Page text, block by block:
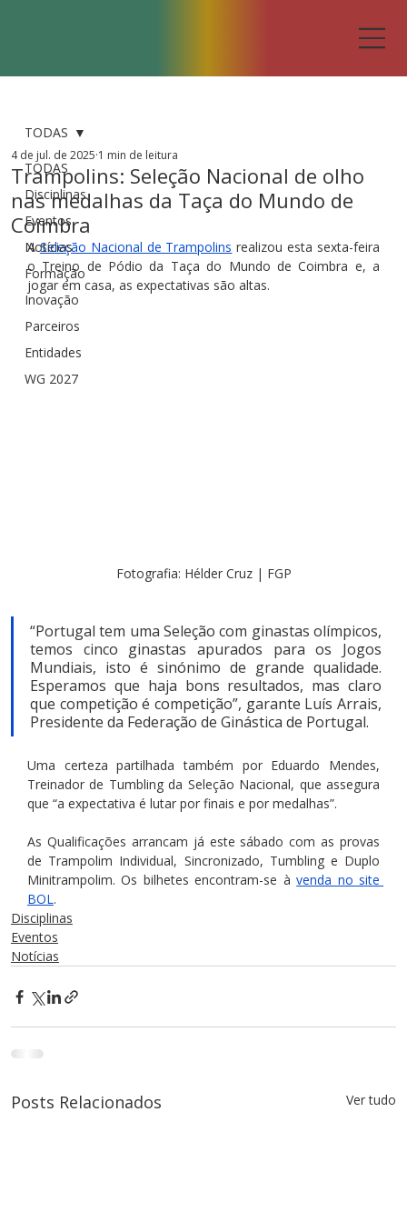
TODAS
Disciplinas
Eventos
Notícias
Formação
Inovação
Parceiros
Entidades
WG 2027
TODAS
Trampolins: Seleção Nacional de olho
nas medalhas da Taça do Mundo de
Coimbra
4 de jul. de 2025 1 min de leitura
A Seleção Nacional de Trampolins realizou esta sexta-feira
o Treino de Pódio da Taça do Mundo de Coimbra e, a
jogar em casa, as expectativas são altas.
Fotografia: Hélder Cruz | FGP
“Portugal tem uma Seleção com ginastas olímpicos,
temos cinco ginastas apurados para os Jogos
Mundiais, isto é sinónimo de grande qualidade.
Esperamos que haja bons resultados, mas claro
que competição é competição”, garante Luís Arrais,
Presidente da Federação de Ginástica de Portugal.
Uma certeza partilhada também por Eduardo Mendes,
Treinador de Tumbling da Seleção Nacional, que assegura
que “a expectativa é lutar por finais e por medalhas”.
As Qualificações arrancam já este sábado com as provas
de Trampolim Individual, Sincronizado, Tumbling e Duplo
Minitrampolim. Os bilhetes encontram-se à venda no site
BOL.
Disciplinas
Eventos
Notícias
Posts Relacionados Ver tudo